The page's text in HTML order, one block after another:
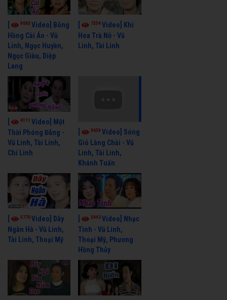
9063 Video] Bông
Hồng Cài Áo - Vũ
Linh, Ngọc Huyền,
Ngọc Giàu, Diệp
Lang
7354Video] Khi
Hoa Trà Nở - Vũ
Linh, Tài Linh
4111 Video] Một
Thời Phóng Đãng -
Vũ Linh, Tài Linh,
Chí Linh
3659Video] Sóng
Gió Làng Chài - Vũ
Linh, Tài Linh,
Khánh Tuấn
3770Video] Dãy
Ngân Hà - Vũ Linh,
Tài Linh, Thoại Mỹ
3442Video] Nhạc
Tình - Vũ Linh,
Thoại Mỹ, Phương
Hồng Thủy